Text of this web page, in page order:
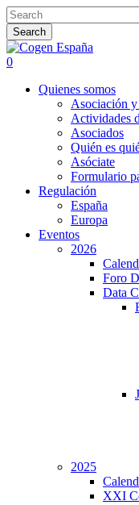
Skip
to
main
content
Search
Close
Search
search
0
Quienes somos
Asociación
Actividades
Asociados
Quién es
Asóciate
Formulario
Regulación
España
Europa
Eventos
2026
Foro
Data
2025
XXI